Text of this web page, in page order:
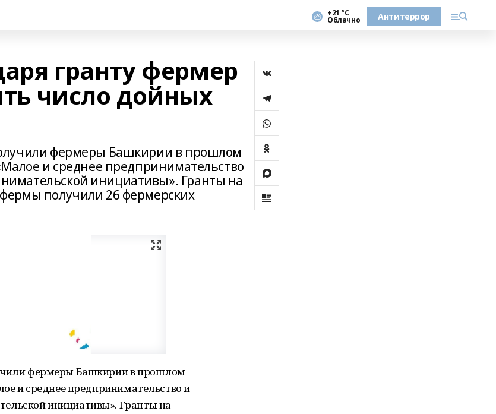
+21 °С
Облачно Антитеррор
гранту фермер
число дойных
фермеры Башкирии в прошлом
и среднее предпринимательство
инициативы». Гранты на
получили 26 фермерских
фермеры Башкирии в прошлом
и среднее предпринимательство и
инициативы». Гранты на